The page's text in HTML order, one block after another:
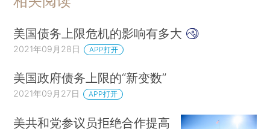
美国债务上限危机的影响有多大
2021年09月28日 APP打开
美国政府债务上限的“新变数”
2021年09月27日 APP打开
美共和党参议员拒绝合作提高